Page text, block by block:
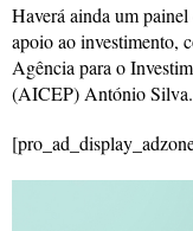
Haverá ainda um
apoio ao investimento,
Agência para o
(AICEP) António Silva.